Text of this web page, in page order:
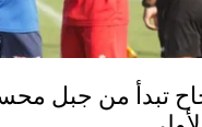
تبدأ من جبل